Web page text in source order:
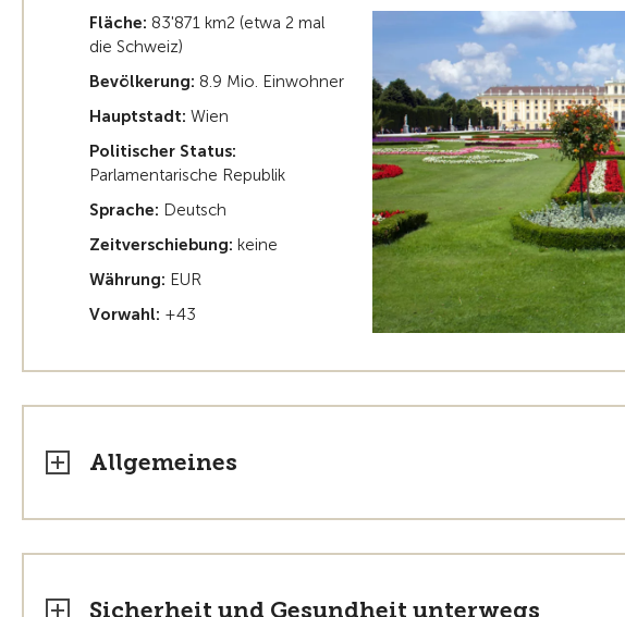
Fläche: 83'871 km2 (etwa 2 mal
die Schweiz)
Bevölkerung: 8.9 Mio. Einwohner
Hauptstadt: Wien
Politischer Status:
Parlamentarische Republik
Sprache: Deutsch
Zeitverschiebung: keine
Währung: EUR
Vorwahl: +43
Allgemeines
Sicherheit und Gesundheit unterwegs